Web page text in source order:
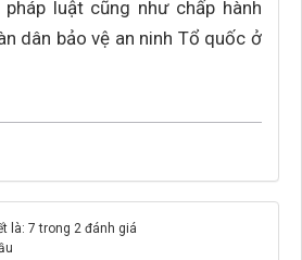
luật cũng như chấp hành
dân bảo vệ an ninh Tổ quốc ở
là: 7 trong 2 đánh giá